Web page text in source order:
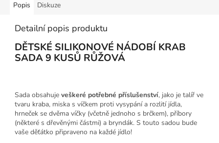
Popis Diskuze
Detailní popis produktu
DĚTSKÉ SILIKONOVÉ NÁDOBÍ KRAB
SADA 9 KUSŮ RŮŽOVÁ
Sada obsahuje veškeré potřebné příslušenství, jako je talíř ve
tvaru kraba, miska s víčkem proti vysypání a rozlití jídla,
hrneček se dvěma víčky (včetně jednoho s brčkem), příbory
(některé s dřevěnými částmi) a bryndák. S touto sadou bude
vaše děťátko připraveno na každé jídlo!